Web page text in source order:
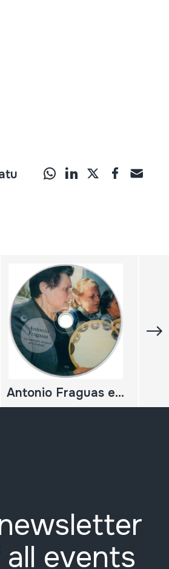
Antonio Fraguas e a memoria musical de Cotobade;
events